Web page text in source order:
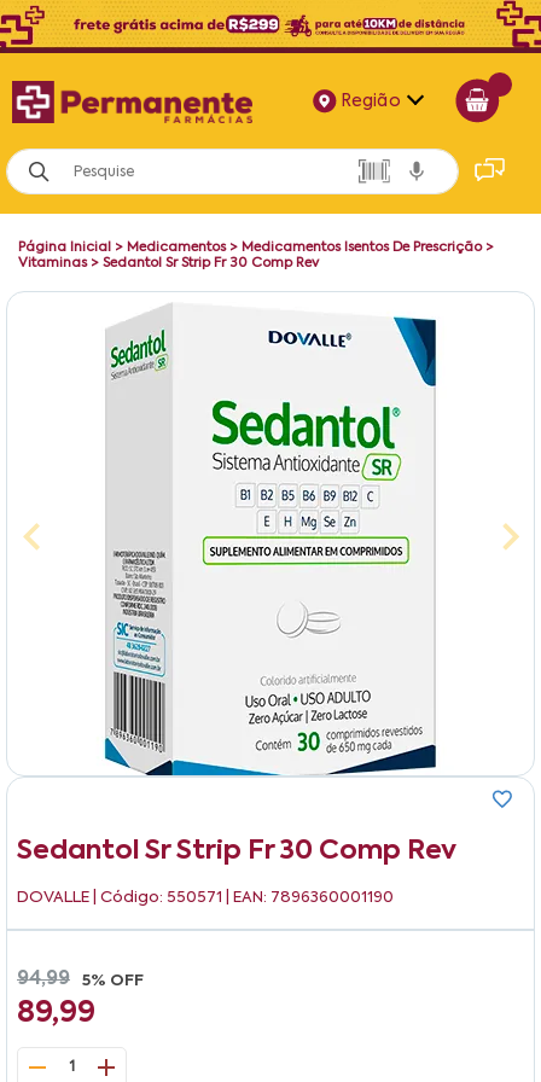
Região
Alagoas
Bahia
Página Inicial > Medicamentos> Medicamentos Isentos De Prescrição>
Vitaminas> Sedantol Sr Strip Fr 30 Comp Rev
Sedantol Sr Strip Fr 30 Comp Rev
DOVALLE | Código: 550571 | EAN: 7896360001190
94,99 5% OFF
89,99
1